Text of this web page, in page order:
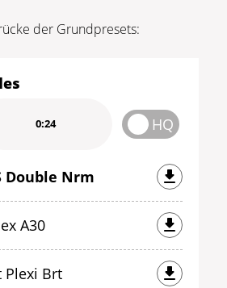
der Grundpresets:
0:24 HQ
Double Nrm
A30
Plexi Brt